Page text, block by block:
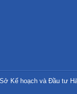
Kế hoạch và Đầu tư